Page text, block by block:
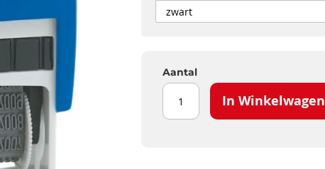
Aantal
In Winkelwagen